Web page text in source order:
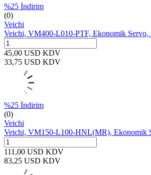
%25 İndirim
(0)
Veichi
Veichi, VM400-L010-PTF, Ekonomik Servo,
45,00 USD KDV
33,75 USD KDV
%25 İndirim
(0)
Veichi
Veichi, VM150-L100-HNL(MR), Ekonomik
111,00 USD KDV
83,25 USD KDV